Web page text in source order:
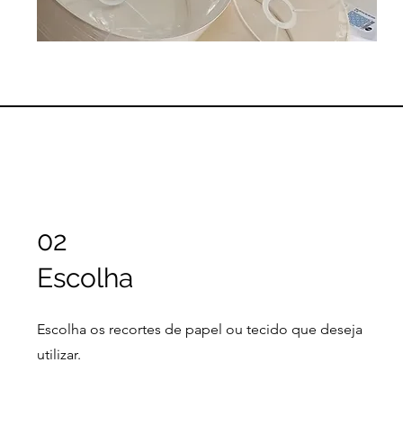
02
Escolha
Escolha os recortes de papel ou tecido que deseja
utilizar.